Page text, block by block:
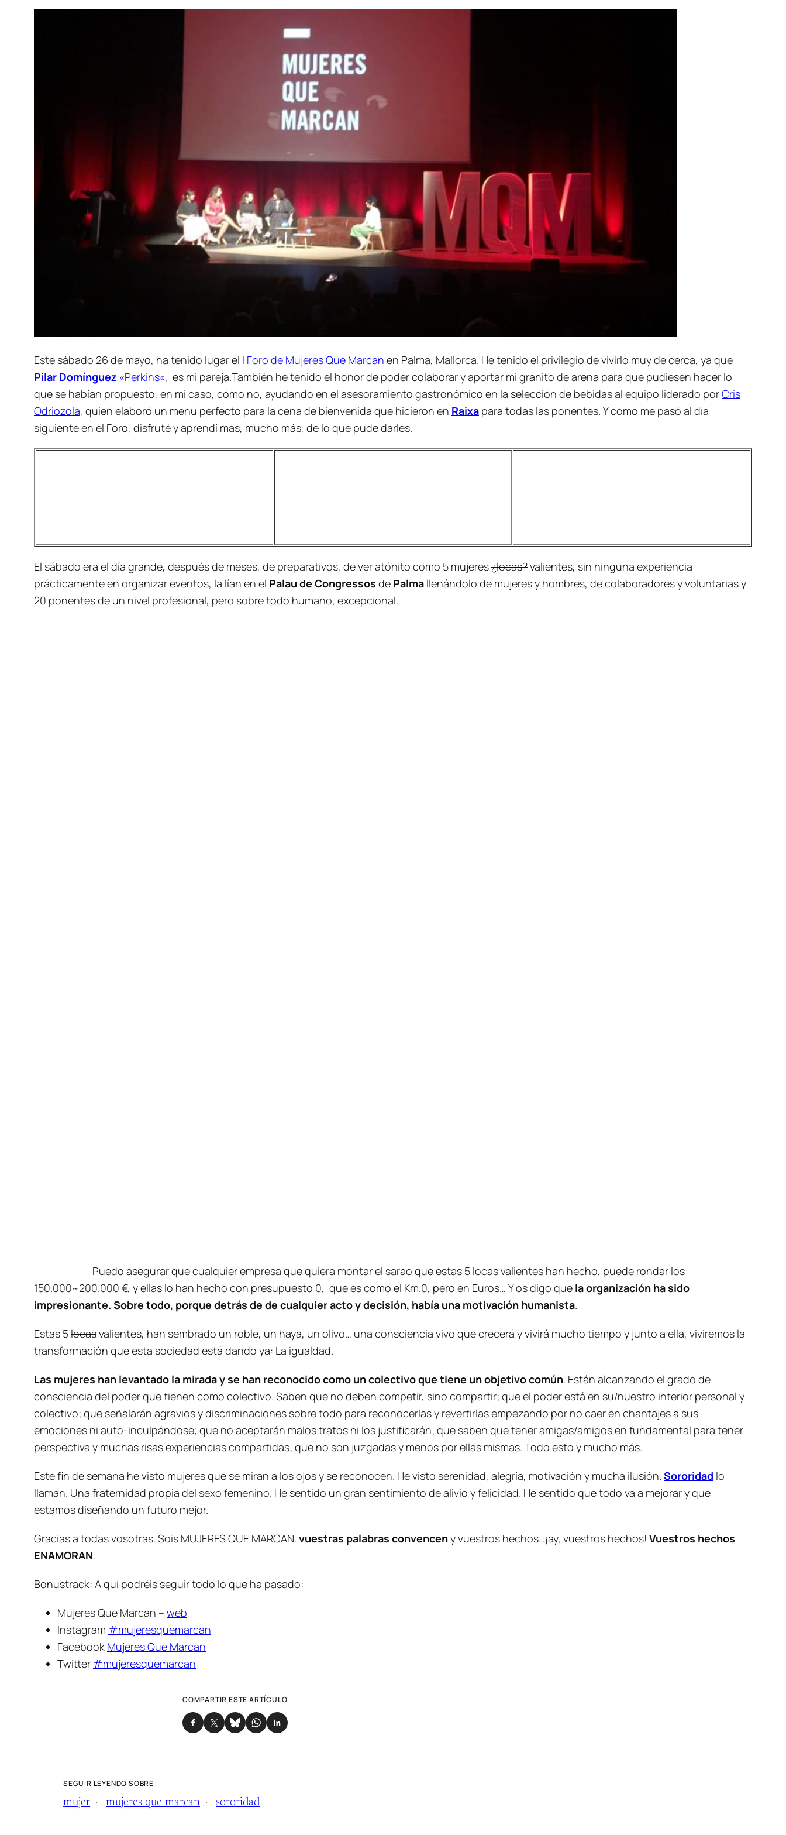
Este sábado 26 de mayo, ha tenido lugar el I Foro de Mujeres Que Marcan en Palma, Mallorca. He tenido el privilegio de vivirlo muy de cerca, ya que
Pilar Domínguez «Perkins«, es mi pareja.También he tenido el honor de poder colaborar y aportar mi granito de arena para que pudiesen hacer lo
que se habían propuesto, en mi caso, cómo no, ayudando en el asesoramiento gastronómico en la selección de bebidas al equipo liderado porCris
Odriozola, quien elaboró un menú perfecto para la cena de bienvenida que hicieron en Raixa para todas las ponentes. Y como me pasó al día
siguiente en el Foro, disfruté y aprendí más, mucho más, de lo que pude darles.
El sábado era el día grande, después de meses, de preparativos, de ver atónito como 5 mujeres¿locas?valientes, sin ninguna experiencia
prácticamente en organizar eventos, la lían en el Palau de Congressos de Palma llenándolo de mujeres y hombres, de colaboradores y voluntarias y
20 ponentes de un nivel profesional, pero sobre todo humano, excepcional.
Puedo asegurar que cualquier empresa que quiera montar el sarao que estas 5locasvalientes han hecho, puede rondar los
150.000~200.000 €, y ellas lo han hecho con presupuesto 0, que es como el Km.0, pero en Euros… Y os digo que la organización ha sido
impresionante. Sobre todo, porque detrás de de cualquier acto y decisión, había una motivación humanista.
Estas 5locasvalientes, han sembrado un roble, un haya, un olivo… una consciencia vivo que crecerá y vivirá mucho tiempo y junto a ella, viviremos la
transformación que esta sociedad está dando ya: La igualdad.
Las mujeres han levantado la mirada y se han reconocido como un colectivo que tiene un objetivo común. Están alcanzando el grado de
consciencia del poder que tienen como colectivo. Saben que no deben competir, sino compartir; que el poder está en su/nuestro interior personal y
colectivo; que señalarán agravios y discriminaciones sobre todo para reconocerlas y revertirlas empezando por no caer en chantajes a sus
emociones ni auto-inculpándose; que no aceptarán malos tratos ni los justificarán; que saben que tener amigas/amigos en fundamental para tener
perspectiva y muchas risas experiencias compartidas; que no son juzgadas y menos por ellas mismas. Todo esto y mucho más.
Este fin de semana he visto mujeres que se miran a los ojos y se reconocen. He visto serenidad, alegría, motivación y mucha ilusión. Sororidad lo
llaman. Una fraternidad propia del sexo femenino. He sentido un gran sentimiento de alivio y felicidad. He sentido que todo va a mejorar y que
estamos diseñando un futuro mejor.
Gracias a todas vosotras. Sois MUJERES QUE MARCAN. vuestras palabras convenceny vuestros hechos…¡ay, vuestros hechos! Vuestros hechos
ENAMORAN.
Bonustrack: A quí podréis seguir todo lo que ha pasado:
Mujeres Que Marcan – web
Instagram #mujeresquemarcan
Facebook Mujeres Que Marcan
Twitter #mujeresquemarcan
COMPARTIR ESTE ARTÍCULO
SEGUIR LEYENDO SOBRE
mujer mujeres que marcan sororidad